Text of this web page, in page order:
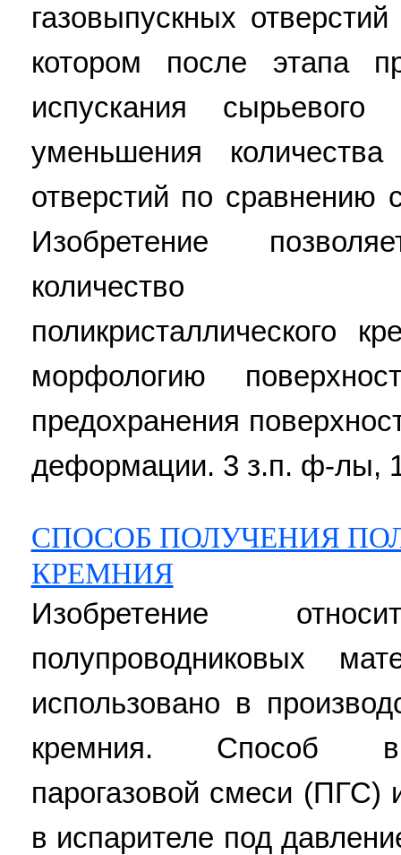
газовыпускных
котором после этапа
испускания
уменьшения
отверстий по
Изобретение
количество
поликристаллического
морфологию
предохранения
деформации. 3 з.п. ф-лы,
СПОСОБ ПОЛУЧЕНИЯ
КРЕМНИЯ
Изобретение
полупроводниковых
использовано в
кремния. Способ
парогазовой смеси (ПГС)
в испарителе под